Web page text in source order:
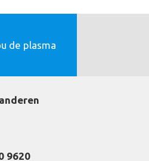
de plasma
9620